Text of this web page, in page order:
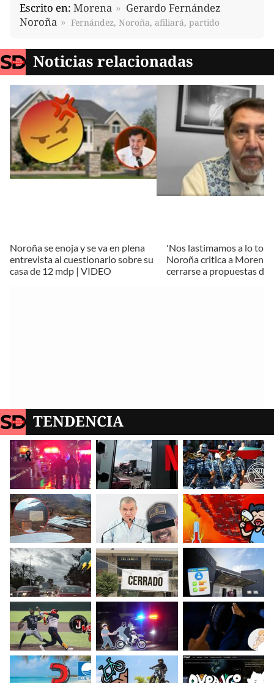
Escrito en: Morena
Gerardo Fernández
Noroña
Fernández, Noroña, afiliará, partido
Noticias relacionadas
Noroña se enoja y se va en plena
entrevista al cuestionarlo sobre su
casa de 12 mdp | VIDEO
'Nos lastimamos a lo
Noroña critica a Morena
cerrarse a propuestas
TENDENCIA